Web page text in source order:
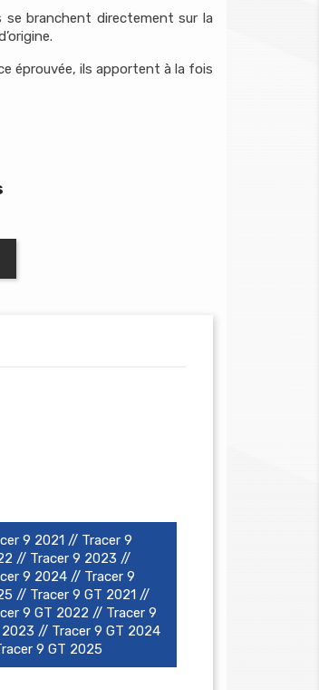
se branchent directement sur la
éprouvée, ils apportent à la fois
9 2021 // Tracer 9
// Tracer 9 2023 //
9 2024 // Tracer 9
// Tracer 9 GT 2021 //
9 GT 2022 // Tracer 9
2023 // Tracer 9 GT 2024
9 GT 2025